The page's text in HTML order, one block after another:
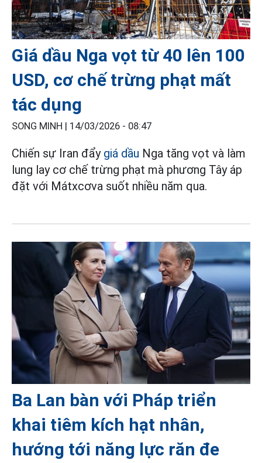
Giá dầu Nga vọt từ 40 lên 100
USD, cơ chế trừng phạt mất
tác dụng
SONG MINH | 14/03/2026 - 08:47
Chiến sự Iran đẩy giá dầu Nga tăng vọt và làm
lung lay cơ chế trừng phạt mà phương Tây áp
đặt với Mátxcơva suốt nhiều năm qua.
Ba Lan bàn với Pháp triển
khai tiêm kích hạt nhân,
hướng tới năng lực răn đe